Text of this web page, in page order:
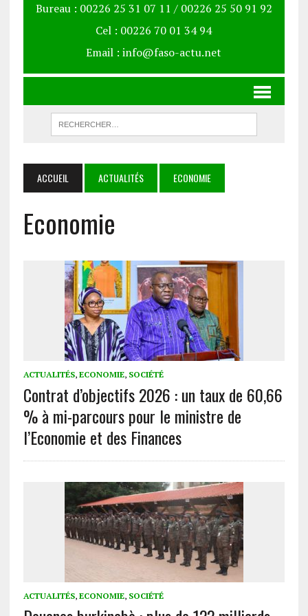
Bureau : 00226 25 31 07 11 / 00226 25 50 91 92
Cel : 00226 70 01 34 94
Email : info@faso-actu.net
ACCUEIL ACTUALITÉS ECONOMIE
Economie
ACTUALITÉS, ECONOMIE, SOCIÉTÉ
Contrat d’objectifs 2026 : un taux de 60,66
% à mi-parcours pour le ministre de
l’Economie et des Finances
ACTUALITÉS, ECONOMIE, SOCIÉTÉ